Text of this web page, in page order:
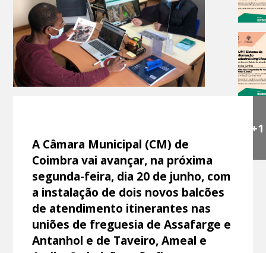
+1
A Câmara Municipal (CM) de
Coimbra vai avançar, na próxima
segunda-feira, dia 20 de junho, com
a instalação de dois novos balcões
de atendimento itinerantes nas
uniões de freguesia de Assafarge e
Antanhol e de Taveiro, Ameal e